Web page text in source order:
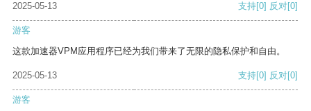
2025-05-13 支持[0] 反对[0]
游客
这款加速器VPM应用程序已经为我们带来了无限的隐私保护和自由。
2025-05-13 支持[0] 反对[0]
游客